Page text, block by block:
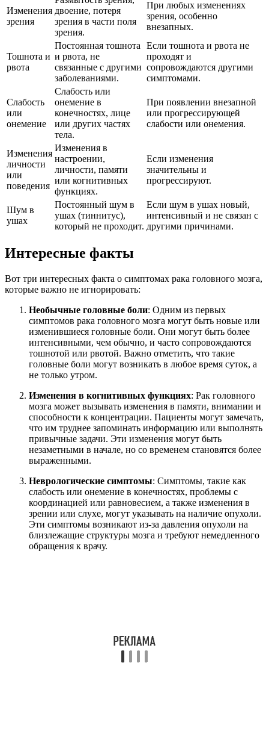
Изменения
зрения
двоение, потеря
зрения в части поля
зрения.
При любых изменениях
зрения, особенно
внезапных.
Тошнота и
рвота
Постоянная тошнота
и рвота, не
связанные с другими
заболеваниями.
Если тошнота и рвота не
проходят и
сопровождаются другими
симптомами.
Слабость
или
онемение
Слабость или
онемение в
конечностях, лице
или других частях
тела.
При появлении внезапной
или прогрессирующей
слабости или онемения.
Изменения
личности
или
поведения
Изменения в
настроении,
личности, памяти
или когнитивных
функциях.
Если изменения
значительны и
прогрессируют.
Шум в
ушах
Постоянный шум в
ушах (тиннитус),
который не проходит.
Если шум в ушах новый,
интенсивный и не связан с
другими причинами.
Интересные факты
Вот три интересных факта о симптомах рака головного мозга,
которые важно не игнорировать:
Необычные головные боли: Одним из первых
симптомов рака головного мозга могут быть новые или
изменившиеся головные боли. Они могут быть более
интенсивными, чем обычно, и часто сопровождаются
тошнотой или рвотой. Важно отметить, что такие
головные боли могут возникать в любое время суток, а
не только утром.
Изменения в когнитивных функциях: Рак головного
мозга может вызывать изменения в памяти, внимании и
способности к концентрации. Пациенты могут замечать,
что им труднее запоминать информацию или выполнять
привычные задачи. Эти изменения могут быть
незаметными в начале, но со временем становятся более
выраженными.
Неврологические симптомы: Симптомы, такие как
слабость или онемение в конечностях, проблемы с
координацией или равновесием, а также изменения в
зрении или слухе, могут указывать на наличие опухоли.
Эти симптомы возникают из-за давления опухоли на
близлежащие структуры мозга и требуют немедленного
обращения к врачу.